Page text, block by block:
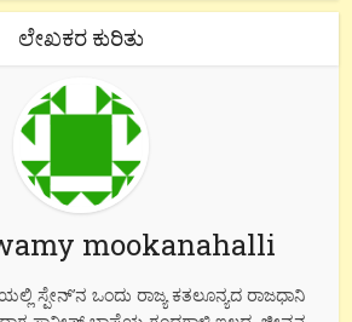
ಲೇಖಕರ ಕುರಿತು
mookanahalli
ಸ್ಪೇನ್’ನ ಒಂದು ರಾಜ್ಯ ಕತಲೂನ್ಯದ ರಾಜಧಾನಿ